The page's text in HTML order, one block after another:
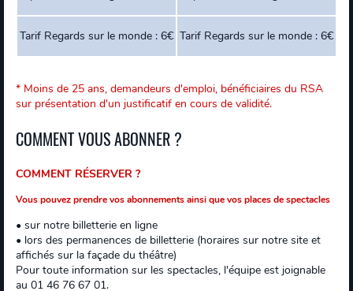
Tarif Regards sur le monde : 6€ Tarif Regards sur le monde : 6€
* Moins de 25 ans, demandeurs d'emploi, bénéficiaires du RSA
sur présentation d'un justificatif en cours de validité.
COMMENT VOUS ABONNER ?
COMMENT RÉSERVER ?
Vous pouvez prendre vos abonnements ainsi que vos places de spectacles
• sur notre billetterie en ligne
• lors des permanences de billetterie (horaires sur notre site et
affichés sur la façade du théâtre)
Pour toute information sur les spectacles, l'équipe est joignable
au 01 46 76 67 01.